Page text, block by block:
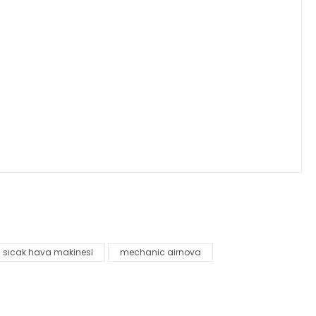
sıcak hava makinesi
mechanic airnova